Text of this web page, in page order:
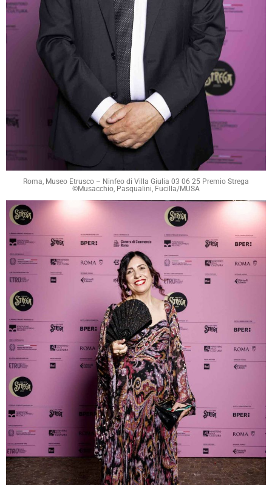
Roma, Museo Etrusco – Ninfeo di Villa Giulia 03 06 25 Premio Strega
©Musacchio, Pasqualini, Fucilla/MUSA